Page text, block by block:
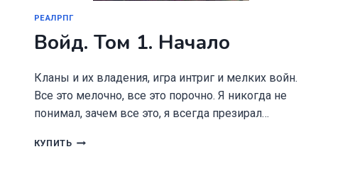
РЕАЛРПГ
Войд. Том 1. Начало
Кланы и их владения, игра интриг и мелких войн.
Все это мелочно, все это порочно. Я никогда не
понимал, зачем все это, я всегда презирал…
КУПИТЬ ВОЙД.